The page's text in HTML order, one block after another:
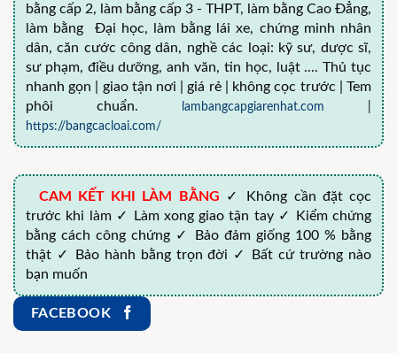
bằng cấp 2, làm bằng cấp 3 - THPT, làm bằng Cao Đẳng,
làm bằng Đại học, làm bằng lái xe, chứng minh nhân
dân, căn cước công dân, nghề các loại: kỹ sư, dược sĩ,
sư phạm, điều dưỡng, anh văn, tin học, luật .... Thủ tục
nhanh gọn | giao tận nơi | giá rẻ | không cọc trước | Tem
phôi chuẩn.
lambangcapgiarenhat.com
https://bangcacloai.com/
CAM KẾT KHI LÀM BẰNG ✓ Không cần đặt cọc
trước khi làm ✓ Làm xong giao tận tay ✓ Kiểm chứng
bằng cách công chứng ✓ Bảo đảm giống 100 % bằng
thật ✓ Bảo hành bằng trọn đời ✓ Bất cứ trường nào
bạn muốn
FACEBOOK